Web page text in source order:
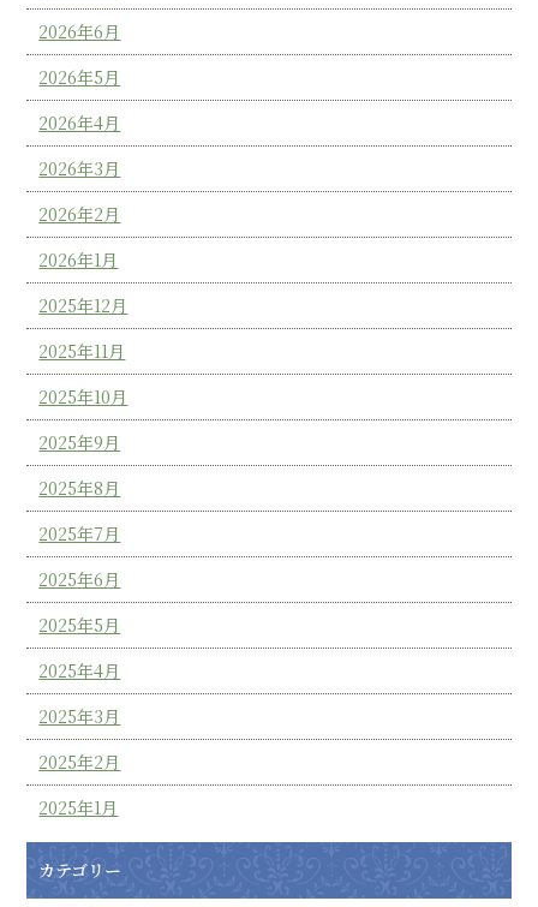
2026年6月
2026年5月
2026年4月
2026年3月
2026年2月
2026年1月
2025年12月
2025年11月
2025年10月
2025年9月
2025年8月
2025年7月
2025年6月
2025年5月
2025年4月
2025年3月
2025年2月
2025年1月
カテゴリー